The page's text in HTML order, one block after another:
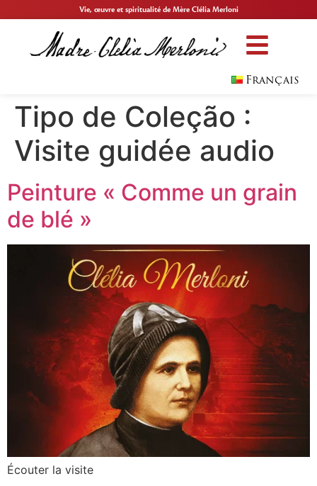
Vie, œuvre et spiritualité de Mère Clélia Merloni
Français
Tipo de Coleção :
Visite guidée audio
Peinture « Comme un grain
de blé »
Écouter la visite